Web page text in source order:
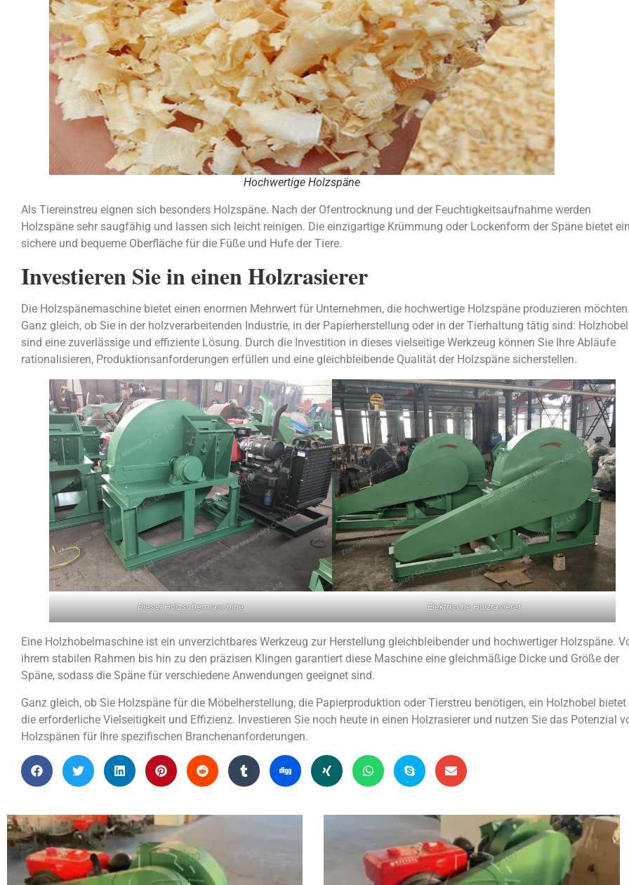
Hochwertige Holzspäne
Als Tiereinstreu eignen sich besonders Holzspäne. Nach der Ofentrocknung und der Feuchtigkeitsaufnahme werden
Holzspäne sehr saugfähig und lassen sich leicht reinigen. Die einzigartige Krümmung oder Lockenform der Späne bietet
sichere und bequeme Oberfläche für die Füße und Hufe der Tiere.
Investieren Sie in einen Holzrasierer
Die Holzspänemaschine bietet einen enormen Mehrwert für Unternehmen, die hochwertige Holzspäne produzieren
Ganz gleich, ob Sie in der holzverarbeitenden Industrie, in der Papierherstellung oder in der Tierhaltung tätig sind: Holzhobel
sind eine zuverlässige und effiziente Lösung. Durch die Investition in dieses vielseitige Werkzeug können Sie Ihre Abläufe
rationalisieren, Produktionsanforderungen erfüllen und eine gleichbleibende Qualität der Holzspäne sicherstellen.
Diesel-Holzschermaschine Elektrische Holzrasierer
Eine Holzhobelmaschine ist ein unverzichtbares Werkzeug zur Herstellung gleichbleibender und hochwertiger Holzspäne.
ihrem stabilen Rahmen bis hin zu den präzisen Klingen garantiert diese Maschine eine gleichmäßige Dicke und Größe der
Späne, sodass die Späne für verschiedene Anwendungen geeignet sind.
Ganz gleich, ob Sie Holzspäne für die Möbelherstellung, die Papierproduktion oder Tierstreu benötigen, ein Holzhobel bietet
die erforderliche Vielseitigkeit und Effizienz. Investieren Sie noch heute in einen Holzrasierer und nutzen Sie das Potenzial
Holzspänen für Ihre spezifischen Branchenanforderungen.